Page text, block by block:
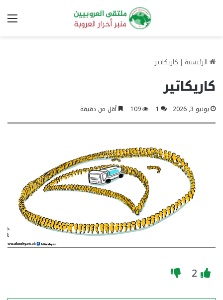
الرئيسية | كاريكاتير
كاريكاتير
يونيو 3, 2026 1
109 أقل من دقيقة
2